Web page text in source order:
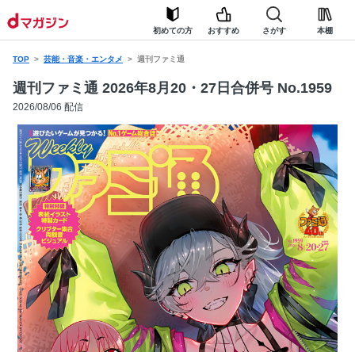
初めての方 おすすめ さがす 本棚
TOP 芸能・音楽・エンタメ 週刊ファミ通
週刊ファミ通 2026年8月20・27日合併号 No.1959
2026/08/06 配信